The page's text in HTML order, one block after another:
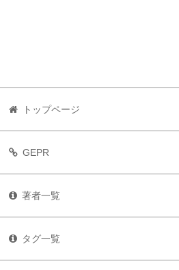
トップページ
GEPR
著者一覧
タグ一覧